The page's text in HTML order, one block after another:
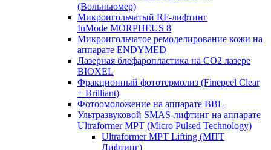
(Вольньюмер)
Микроигольчатый RF-лифтинг
InMode MORPHEUS 8
Микроигольчатое ремоделирование кожи на
аппарате ENDYMED
Лазерная блефаропластика на CO2 лазере
BIOXEL
Фракционный фототермолиз (Finepeel Clear
+ Brilliant)
Фотоомоложение на аппарате BBL
Ультразвуковой SMAS-лифтинг на аппарате
Ultraformer MPT (Micro Pulsed Technology)
Ultraformer MPT Lifting (МПТ
Лифтинг)